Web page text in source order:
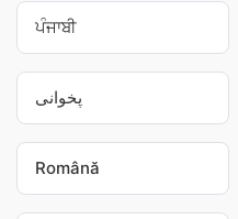
ਪੰਜਾਬੀ
پخوانی
Română